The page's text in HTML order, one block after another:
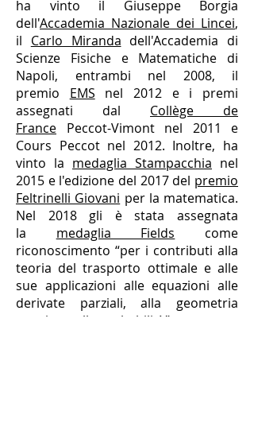
ha vinto il Giuseppe Borgia
dell'Accademia Nazionale dei Lincei,
il Carlo Miranda dell'Accademia di
Scienze Fisiche e Matematiche di
Napoli, entrambi nel 2008, il
premio EMS nel 2012 e i premi
assegnati dal Collège de
France Peccot-Vimont nel 2011 e
Cours Peccot nel 2012. Inoltre, ha
vinto la medaglia Stampacchia nel
2015 e l'edizione del 2017 del premio
Feltrinelli Giovani per la matematica.
Nel 2018 gli è stata assegnata
la medaglia Fields come
riconoscimento “per i contributi alla
teoria del trasporto ottimale e alle
sue applicazioni alle equazioni alle
derivate parziali, alla geometria
metrica e alla probabilità”.